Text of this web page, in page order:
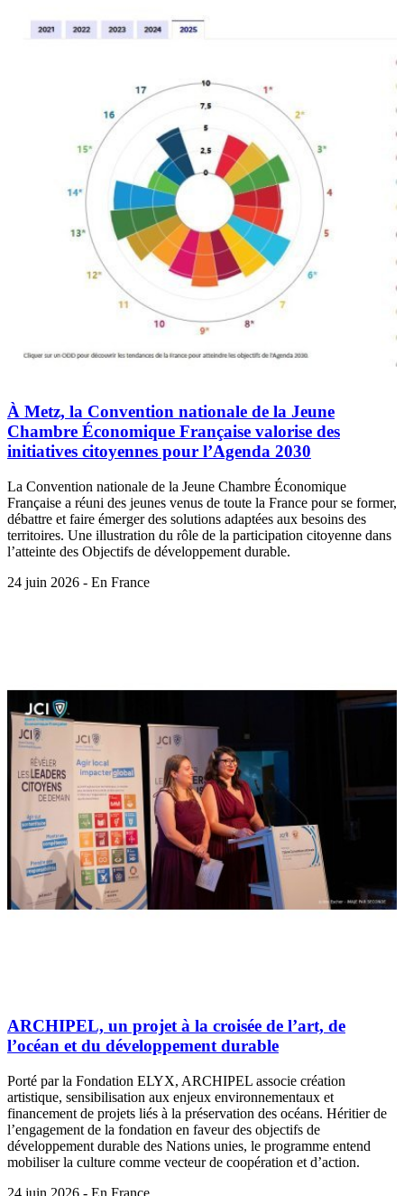
À Metz, la Convention nationale de la Jeune
Chambre Économique Française valorise des
initiatives citoyennes pour l’Agenda 2030
La Convention nationale de la Jeune Chambre Économique
Française a réuni des jeunes venus de toute la France pour se former,
débattre et faire émerger des solutions adaptées aux besoins des
territoires. Une illustration du rôle de la participation citoyenne dans
l’atteinte des Objectifs de développement durable.
24 juin 2026 - En France
ARCHIPEL, un projet à la croisée de l’art, de
l’océan et du développement durable
Porté par la Fondation ELYX, ARCHIPEL associe création
artistique, sensibilisation aux enjeux environnementaux et
financement de projets liés à la préservation des océans. Héritier de
l’engagement de la fondation en faveur des objectifs de
développement durable des Nations unies, le programme entend
mobiliser la culture comme vecteur de coopération et d’action.
24 juin 2026 - En France